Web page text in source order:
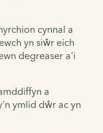
cynnal a
yn siŵr eich
degreaser a'i
a
ymlid dŵr ac yn